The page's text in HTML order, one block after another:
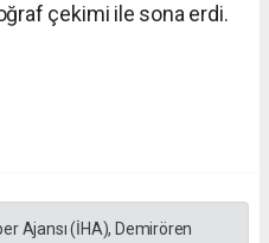
çekimi ile sona erdi.
Ajansı (İHA), Demirören